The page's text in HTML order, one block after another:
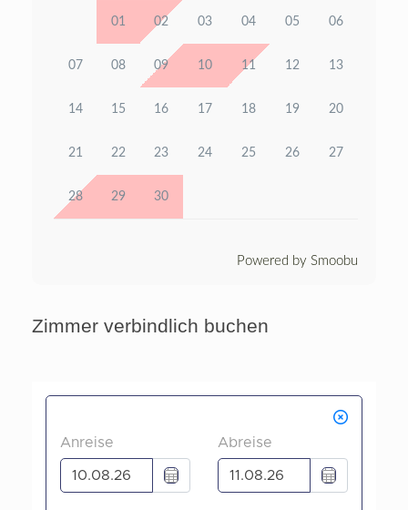
01 02 03 04 05 06
07 08 09 10 11 12 13
14 15 16 17 18 19 20
21 22 23 24 25 26 27
28 29 30
Powered by Smoobu
Zimmer verbindlich buchen